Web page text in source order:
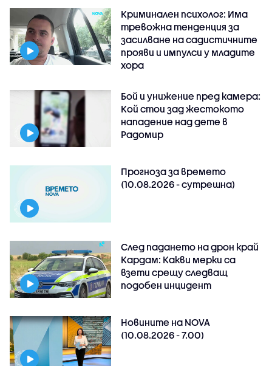
Криминален психолог: Има
тревожна тенденция за
засилване на садистичните
прояви и импулси у младите
хора
Бой и унижение пред камера:
Кой стои зад жестокото
нападение над дете в
Радомир
Прогноза за времето
(10.08.2026 - сутрешна)
След падането на дрон край
Кардам: Какви мерки са
взети срещу следващ
подобен инцидент
Новините на NOVA
(10.08.2026 - 7.00)